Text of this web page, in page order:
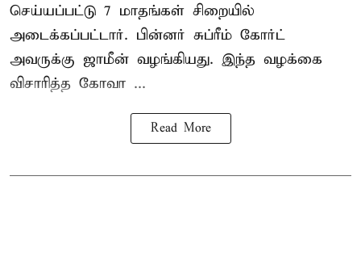
செய்யப்பட்டு 7 மாதங்கள் சிறையில்
அடைக்கப்பட்டார். பின்னர் சுப்ரீம் கோர்ட்
அவருக்கு ஜாமீன் வழங்கியது. இந்த வழக்கை
விசாரித்த கோவா ...
Read More